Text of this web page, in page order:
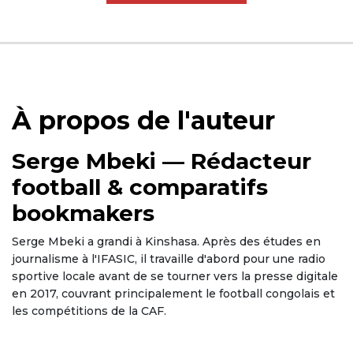
À propos de l'auteur
Serge Mbeki — Rédacteur
football & comparatifs
bookmakers
Serge Mbeki a grandi à Kinshasa. Après des études en
journalisme à l'IFASIC, il travaille d'abord pour une radio
sportive locale avant de se tourner vers la presse digitale
en 2017, couvrant principalement le football congolais et
les compétitions de la CAF.